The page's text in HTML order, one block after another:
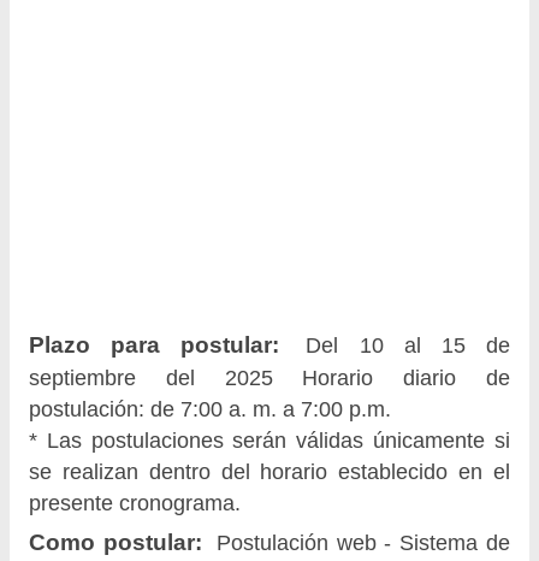
Plazo para postular:
Del 10 al 15 de
septiembre del 2025 Horario diario de
postulación: de 7:00 a. m. a 7:00 p.m.
* Las postulaciones serán válidas únicamente si
se realizan dentro del horario establecido en el
presente cronograma.
Como postular:
Postulación web - Sistema de